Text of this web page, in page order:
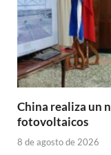
China realiza un
fotovoltaicos
8 de agosto de 2026